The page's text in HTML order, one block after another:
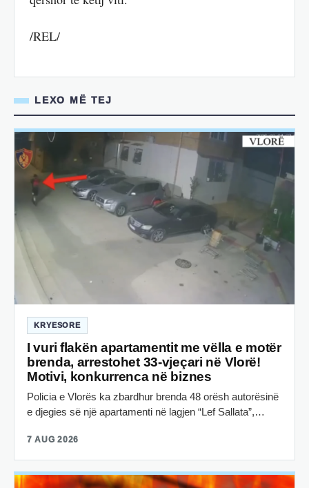
/REL/
LEXO MË TEJ
KRYESORE
I vuri flakën apartamentit me vëlla e motër
brenda, arrestohet 33-vjeçari në Vlorë!
Motivi, konkurrenca në biznes
Policia e Vlorës ka zbardhur brenda 48 orësh autorësinë
e djegies së një apartamenti në lagjen “Lef Sallata”,…
7 AUG 2026